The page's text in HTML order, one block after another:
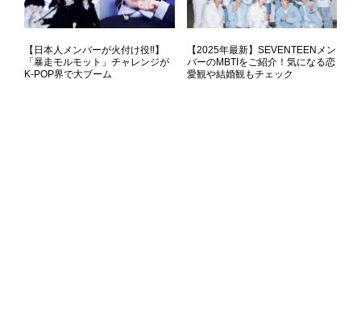
【日本人メンバーが火付け役‼】
「暴走モルモット」チャレンジが
K-POP界で大ブーム
【2025年最新】SEVENTEENメン
バーのMBTIをご紹介！気になる恋
愛観や結婚観もチェック